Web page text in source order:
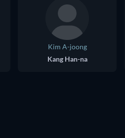
Kim A-joong
Kang Han-na